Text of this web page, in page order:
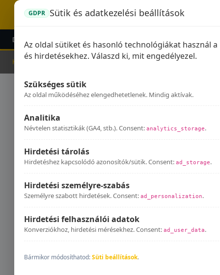
GDPR Sütik és adatkezelési beállítások
Az oldal sütiket és hasonló technológiákat használ
és hirdetésekhez. Válaszd ki, mit engedélyezel.
Szükséges sütik
Az oldal működéséhez elengedhetetlenek. Mindig aktívak.
Analitika
Névtelen statisztikák (GA4, stb.). Consent: analytics_storage.
Hirdetési tárolás
Hirdetéshez kapcsolódó azonosítók/sütik. Consent: ad_storage.
Hirdetési személyre-szabás
Személyre szabott hirdetések. Consent: ad_personalization.
Hirdetési felhasználói adatok
Konverziókhoz, hirdetési mérésekhez. Consent: ad_user_data.
Bármikor módosíthatod:Süti beállítások.
DOMINATOR KIPUFOGÓK GPR KIPUFOGÓK
Kezdőlap